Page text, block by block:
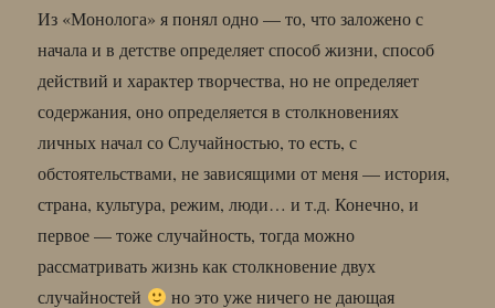
Из «Монолога» я понял одно — то, что заложено с
начала и в детстве определяет способ жизни, способ
действий и характер творчества, но не определяет
содержания, оно определяется в столкновениях
личных начал со Случайностью, то есть, с
обстоятельствами, не зависящими от меня — история,
страна, культура, режим, люди… и т.д. Конечно, и
первое — тоже случайность, тогда можно
рассматривать жизнь как столкновение двух
случайностей
но это уже ничего не дающая